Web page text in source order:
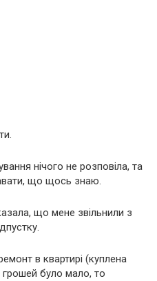
нічого не розповіла, та
що щось знаю.
що мене звільнили з
в квартирі (куплена
було мало, то